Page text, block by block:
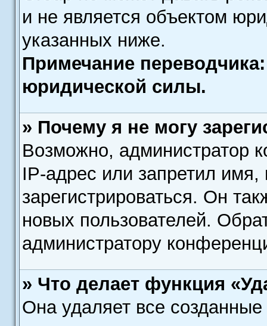
и не является объектом
указанных ниже.
Примечание
юридической силы.
» Почему я не могу
Возможно, администратор
IP-адрес или запретил
зарегистрироваться. Он
новых пользователей.
администратору
» Что делает функция
Она удаляет все